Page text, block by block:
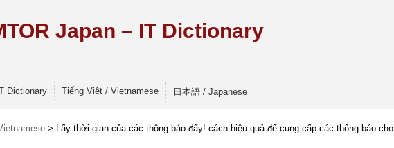
Japan – IT Dictionary
Dictionary Tiếng Việt / Vietnamese 日本語 / Japanese
> Lấy thời gian của các thông báo đẩy! cách hiệu quả để cung cấp các thông báo cho